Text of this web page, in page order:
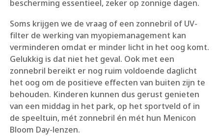
bescherming essentieel, zeker op zonnige dagen.
Soms krijgen we de vraag of een zonnebril of UV-
filter de werking van myopiemanagement kan
verminderen omdat er minder licht in het oog komt.
Gelukkig is dat niet het geval. Ook met een
zonnebril bereikt er nog ruim voldoende daglicht
het oog om de positieve effecten van buiten zijn te
behouden. Kinderen kunnen dus gerust genieten
van een middag in het park, op het sportveld of in
de speeltuin, mét zonnebril én mét hun Menicon
Bloom Day-lenzen.